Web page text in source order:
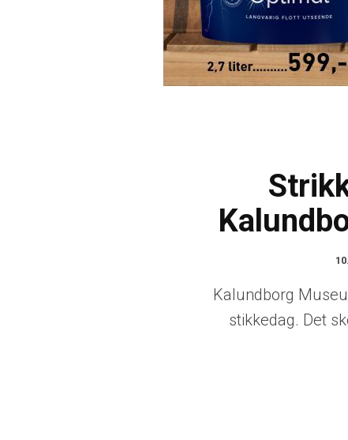
Kalundborg
stikkedag. Det